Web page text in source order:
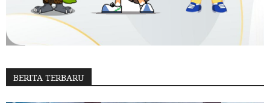
BERITA TERBARU